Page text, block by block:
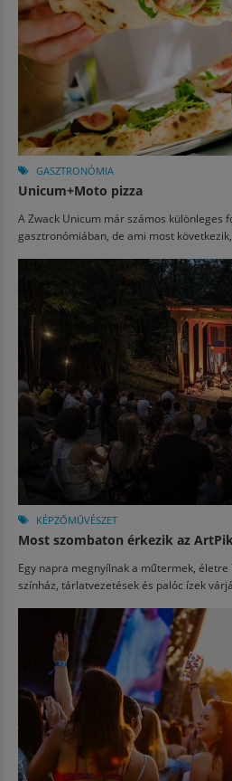
GASZTRONÓMIA
Unicum+Moto pizza
A Zwack Unicum már számos különleges
gasztronómiában, de ami most
KÉPZŐMŰVÉSZET
Most szombaton érkezik az
Egy napra megnyílnak a műtermek, életre
színház, tárlatvezetések és palóc ízek